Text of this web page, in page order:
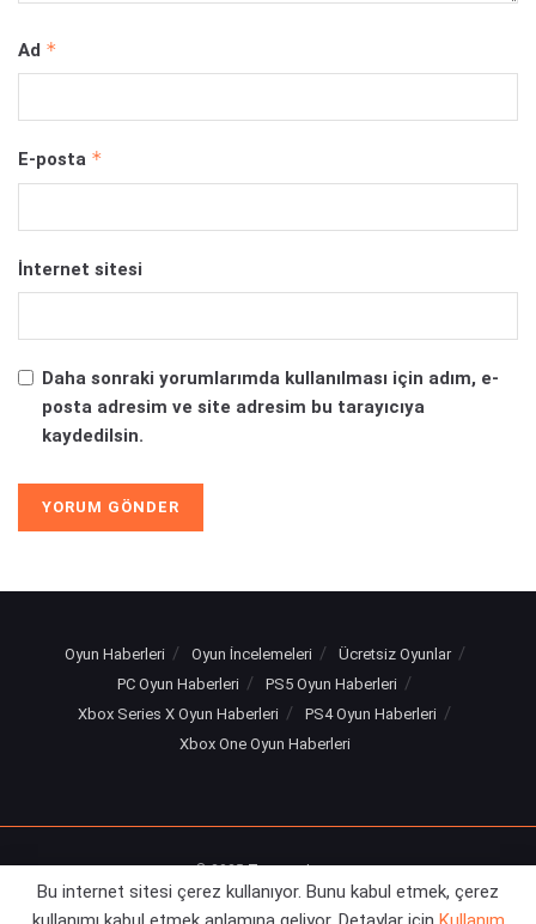
Ad *
E-posta *
İnternet sitesi
Daha sonraki yorumlarımda kullanılması için adım, e-
posta adresim ve site adresim bu tarayıcıya
kaydedilsin.
Oyun Haberleri Oyun İncelemeleri
Ücretsiz Oyunlar
PC Oyun Haberleri
PS5 Oyun Haberleri
Xbox Series X Oyun Haberleri
PS4 Oyun Haberleri
Xbox One Oyun Haberleri
© 2025Turuncu Levye
Bu internet sitesi çerez kullanıyor. Bunu kabul etmek, çerez